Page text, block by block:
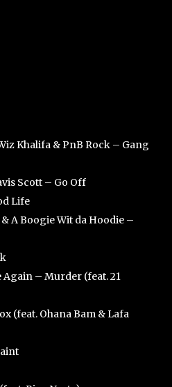
Khalifa & PnB Rock – Gang
Scott – Go Off
Life
A Boogie Wit da Hoodie –
– Murder (feat. 21
(feat. Ohana Bam & Lafa